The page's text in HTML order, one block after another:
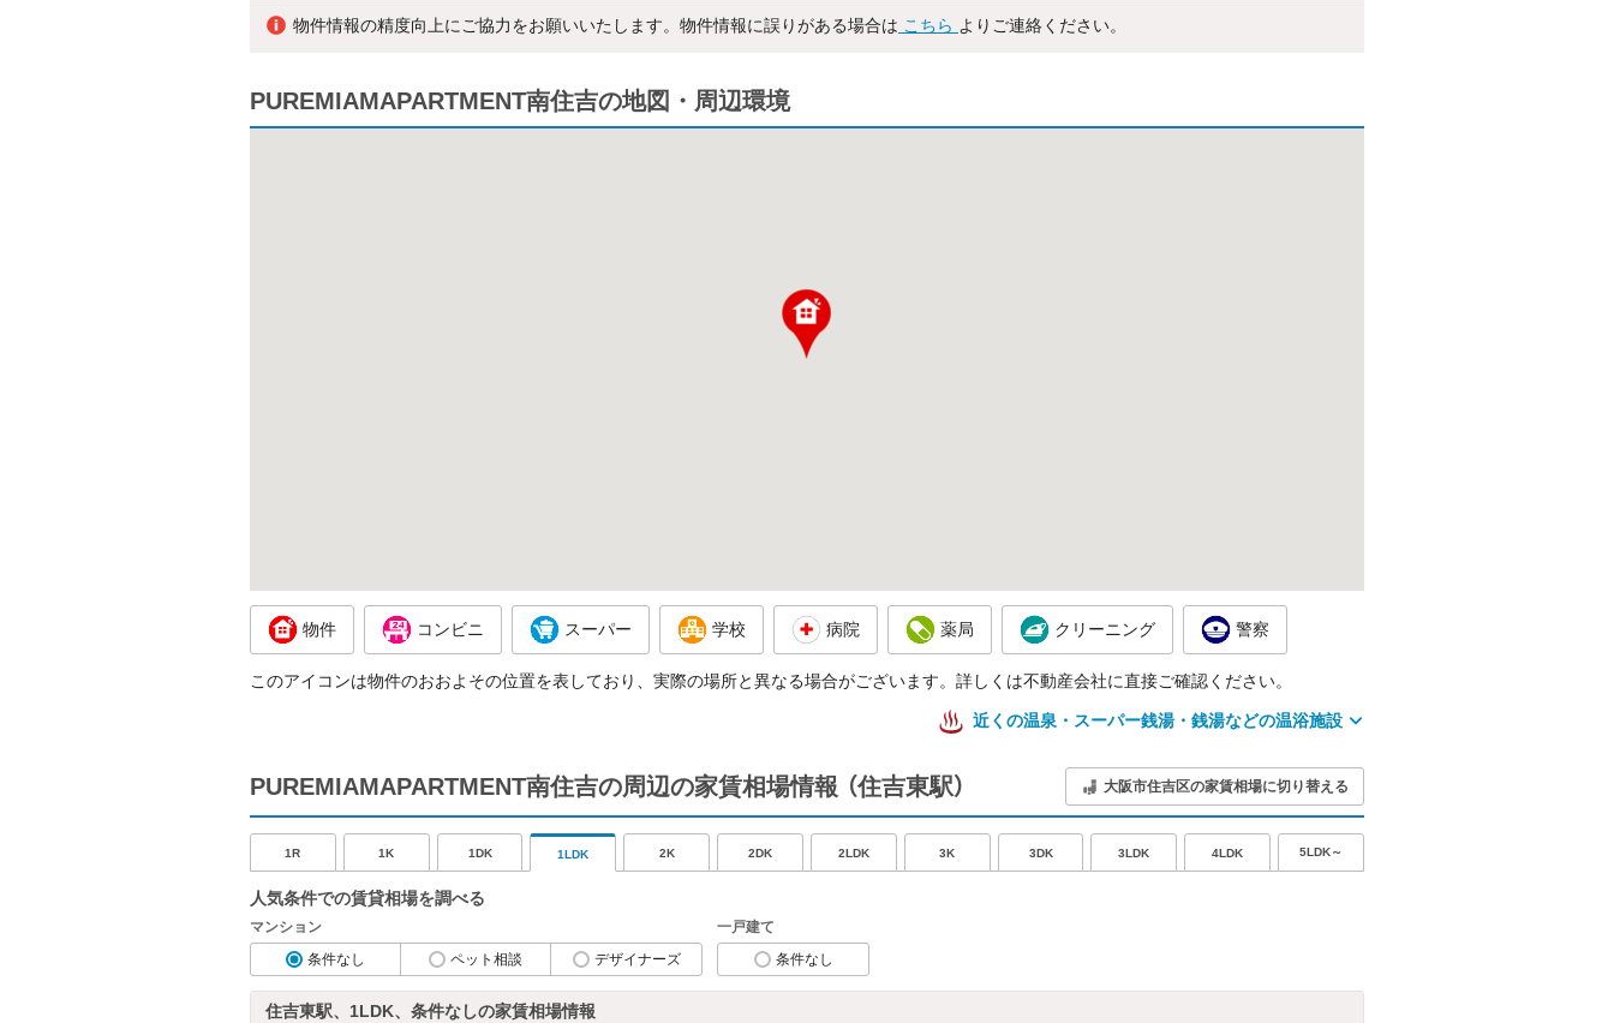
物件情報の精度向上にご協力をお願いいたします。物件情報に誤りがある場合は こちら よりご連絡ください。
PUREMIAMAPARTMENT南住吉の地図・周辺環境
物件 コンビニ スーパー 学校 病院 薬局 クリーニング 警察
このアイコンは物件のおおよその位置を表しており、実際の場所と異なる場合がございます。詳しくは不動産会社に直接ご確認ください。
近くの温泉・スーパー銭湯・銭湯などの温浴施設
PUREMIAMAPARTMENT南住吉の周辺の家賃相場情報 （住吉東駅） 大阪市住吉区の家賃相場に切り替える
1R 1K 1DK 1LDK 2K 2DK 2LDK 3K 3DK 3LDK 4LDK 5LDK～
人気条件での賃貸相場を調べる
マンション
条件なし
ペット相談 デザイナーズ
一戸建て
条件なし
住吉東駅、1LDK、条件なしの家賃相場情報